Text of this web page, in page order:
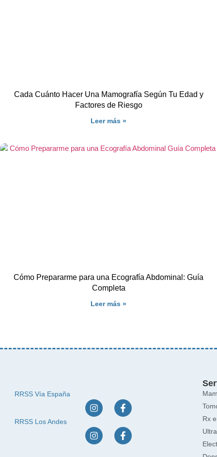
Cada Cuánto Hacer Una Mamografía Según Tu Edad y
Factores de Riesgo
Leer más »
Cómo Prepararme para una Ecografía Abdominal: Guía
Completa
Leer más »
RRSS Vía España
RRSS Los Andes
Rx